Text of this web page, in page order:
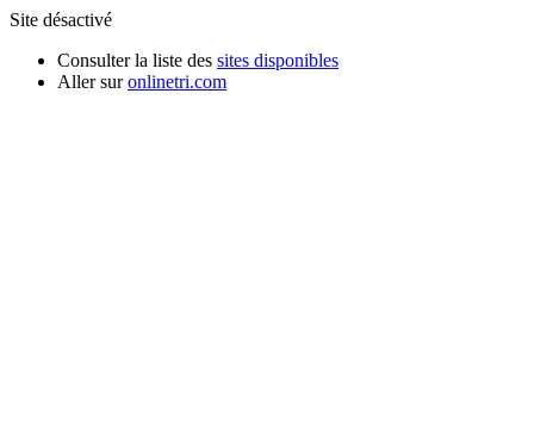
Site désactivé
Consulter la liste des sites disponibles
Aller suronlinetri.com